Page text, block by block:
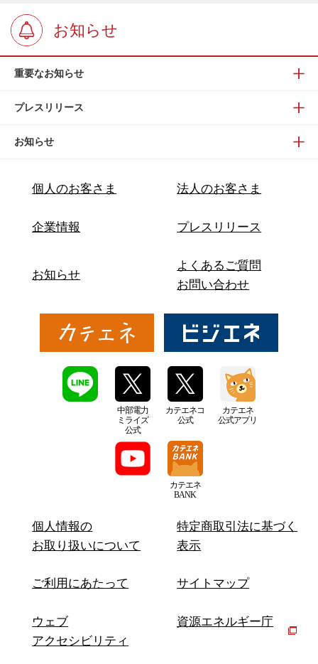
お知らせ
重要なお知らせ
プレスリリース
お知らせ
個人のお客さま 法人のお客さま
企業情報 プレスリリース
お知らせ
よくあるご質問
お問い合わせ
中部電力
ミライズ
公式
カテエネコ
公式
カテエネ
公式アプリ
カテエネ
BANK
個人情報の
お取り扱いについて
特定商取引法に基づく
表示
ご利用にあたって サイトマップ
ウェブ
アクセシビリティ
資源エネルギー庁